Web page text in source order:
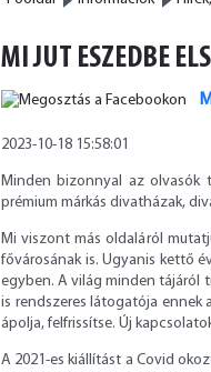
MI JUT ESZEDBE
2023-10-18 15:58:01
Minden bizonnyal az olvasók
prémium márkás divatházak,
Mi viszont más oldaláról
fővárosának is. Ugyanis kettő
egyben. A világ minden tájáról
is rendszeres látogatója ennek
ápolja, felfrissítse. Új
A 2021-es kiállítást a Covid